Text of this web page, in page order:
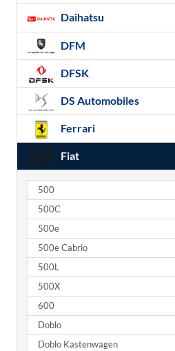
Daihatsu
DFM
DFSK
DS Automobiles
Ferrari
Fiat
500
500C
500e
500e Cabrio
500L
500X
600
Doblo
Doblo Kastenwagen